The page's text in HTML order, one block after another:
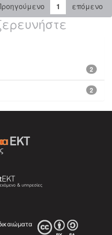
1 επόμενο
2
2